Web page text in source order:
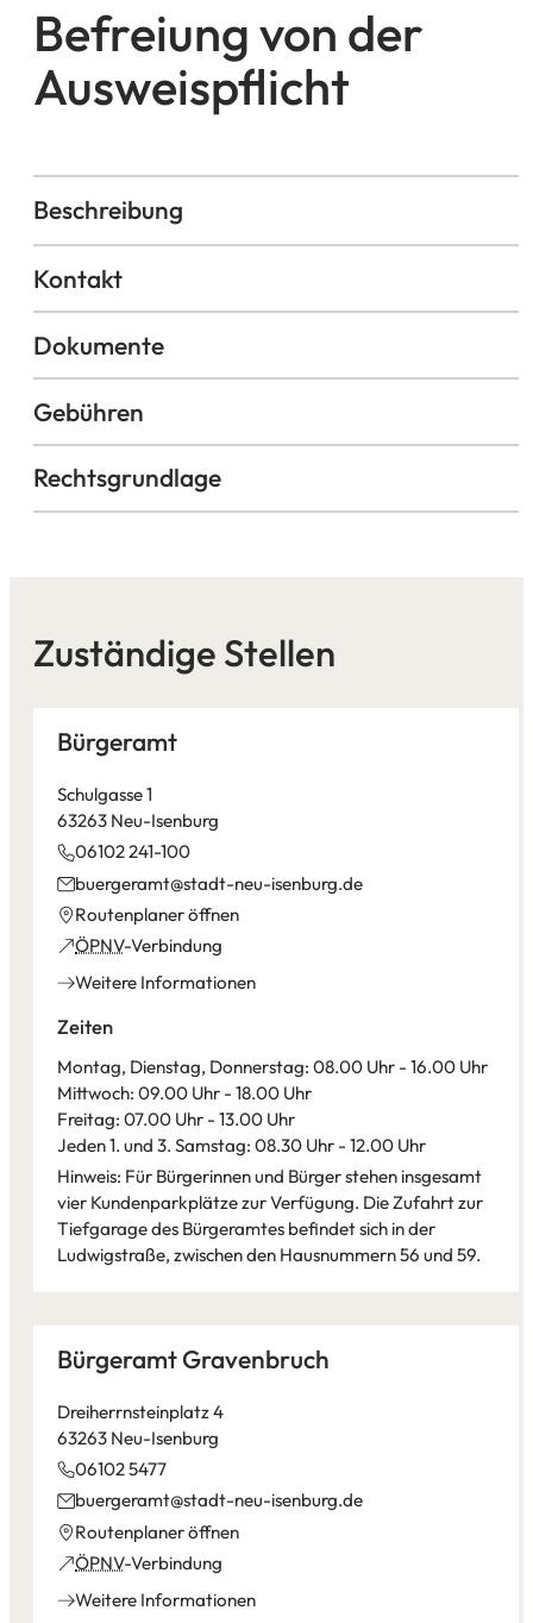
Befreiung von der
Ausweispflicht
Beschreibung
Kontakt
Dokumente
Gebühren
Rechtsgrundlage
Zuständige Stellen
Leaflet|© Bundesamt für Kartographie und Geodäsie2026,Datenquellen
Bürgeramt
Schulgasse 1
63263 Neu-Isenburg
06102 241-100
buergeramt stadt-neu-isenburg de
Routenplaner öffnen
(Öffnet
in
neuen
Tab)
ÖPNV-Verbindung
(Öffnet
in
neuen
Weitere Informationen
Zeiten
Montag, Dienstag, Donnerstag: 08.00 Uhr - 16.00 Uhr
Mittwoch: 09.00 Uhr - 18.00 Uhr
Freitag: 07.00 Uhr - 13.00 Uhr
Jeden 1. und 3. Samstag: 08.30 Uhr - 12.00 Uhr
Hinweis: Für Bürgerinnen und Bürger stehen insgesamt
vier Kundenparkplätze zur Verfügung. Die Zufahrt zur
Tiefgarage des Bürgeramtes befindet sich in der
Ludwigstraße, zwischen den Hausnummern 56 und 59.
Bürgeramt Gravenbruch
Dreiherrnsteinplatz 4
63263 Neu-Isenburg
06102 5477
buergeramt stadt-neu-isenburg de
Routenplaner öffnen
(Öffnet
in
neuen
ÖPNV-Verbindung
(Öffnet
in
einem
Weitere Informationen